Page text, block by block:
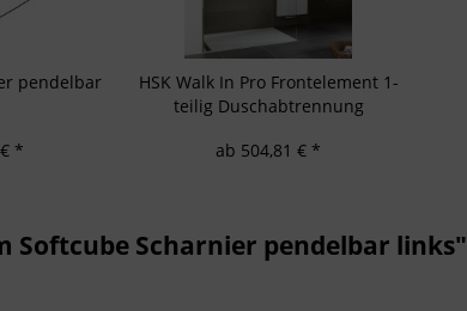
pendelbar
*
HSK Walk In Pro Frontelement 1-
teilig Duschabtrennung
ab 504,81 € *
Softcube Scharnier pendelbar links"